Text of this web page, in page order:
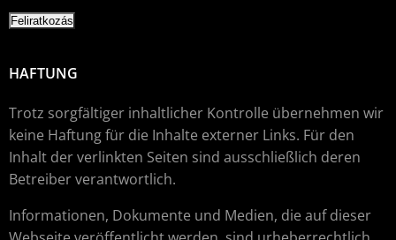
HAFTUNG
Trotz sorgfältiger inhaltlicher Kontrolle übernehmen wir
keine Haftung für die Inhalte externer Links. Für den
Inhalt der verlinkten Seiten sind ausschließlich deren
Betreiber verantwortlich.
Informationen, Dokumente und Medien, die auf dieser